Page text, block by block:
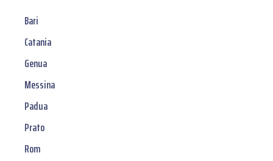
Bari
Catania
Genua
Messina
Padua
Prato
Rom